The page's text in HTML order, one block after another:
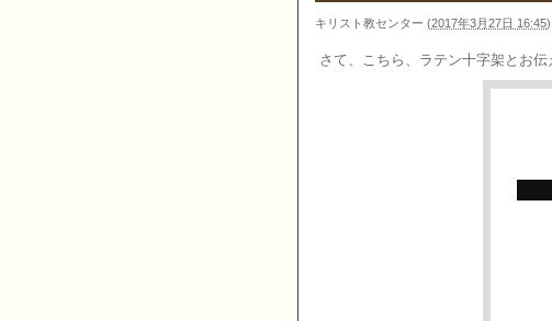
キリスト教センター (2017年3月27日 16:45)
さて、こちら、ラテン十字架とお伝